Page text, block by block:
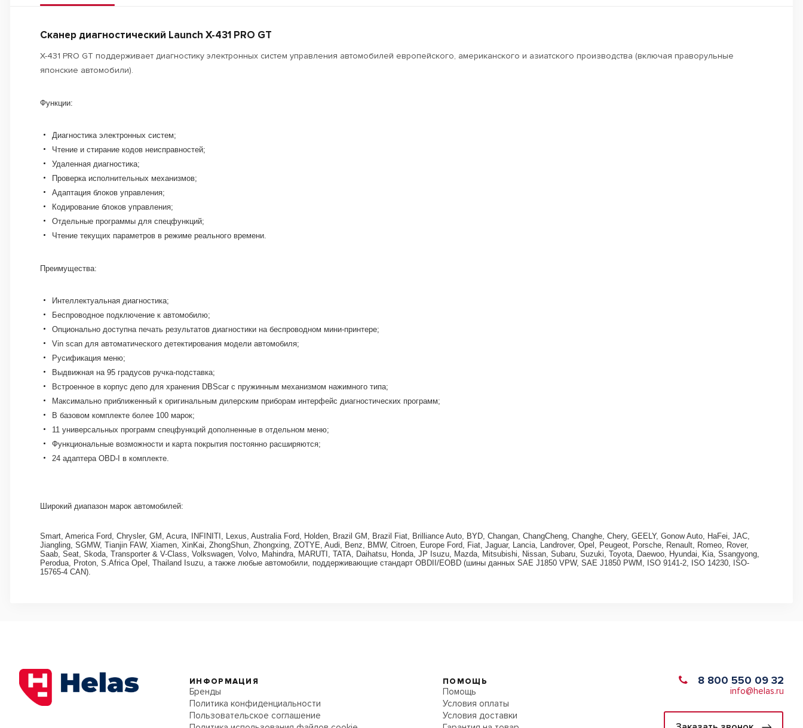
Сканер диагностический Launch X-431 PRO GT
X-431 PRO GT поддерживает диагностику электронных систем управления автомобилей европейского, американского и азиатского производства (включая праворульные
японские автомобили).
Функции:
Диагностика электронных систем;
Чтение и стирание кодов неисправностей;
Удаленная диагностика;
Проверка исполнительных механизмов;
Адаптация блоков управления;
Кодирование блоков управления;
Отдельные программы для спецфункций;
Чтение текущих параметров в режиме реального времени.
Преимущества:
Интеллектуальная диагностика;
Беспроводное подключение к автомобилю;
Опционально доступна печать результатов диагностики на беспроводном мини-принтере;
Vin scan для автоматического детектирования модели автомобиля;
Русификация меню;
Выдвижная на 95 градусов ручка-подставка;
Встроенное в корпус депо для хранения DBScar с пружинным механизмом нажимного типа;
Максимально приближенный к оригинальным дилерским приборам интерфейс диагностических программ;
В базовом комплекте более 100 марок;
11 универсальных программ спецфункций дополненные в отдельном меню;
Функциональные возможности и карта покрытия постоянно расширяются;
24 адаптера OBD-I в комплекте.
Широкий диапазон марок автомобилей:
Smart, America Ford, Chrysler, GM, Acura, INFINITI, Lexus, Australia Ford, Holden, Brazil GM, Brazil Fiat, Brilliance Auto, BYD, Changan, ChangCheng, Changhe, Chery, GEELY, Gonow Auto, HaFei, JAC,
Jiangling, SGMW, Tianjin FAW, Xiamen, XinKai, ZhongShun, Zhongxing, ZOTYE, Audi, Benz, BMW, Citroen, Europe Ford, Fiat, Jaguar, Lancia, Landrover, Opel, Peugeot, Porsche, Renault, Romeo, Rover,
Saab, Seat, Skoda, Transporter & V-Class, Volkswagen, Volvo, Mahindra, MARUTI, TATA, Daihatsu, Honda, JP Isuzu, Mazda, Mitsubishi, Nissan, Subaru, Suzuki, Toyota, Daewoo, Hyundai, Kia, Ssangyong,
Perodua, Proton, S.Africa Opel, Thailand Isuzu, а также любые автомобили, поддерживающие стандарт OBDII/EOBD (шины данных SAE J1850 VPW, SAE J1850 PWM, ISO 9141-2, ISO 14230, ISO-
15765-4 CAN).
ИНФОРМАЦИЯ
Бренды
Политика конфиденциальности
Пользовательское соглашение
ПОМОЩЬ
Помощь
Условия оплаты
Условия доставки
8 800 550 09 32
info@helas.ru